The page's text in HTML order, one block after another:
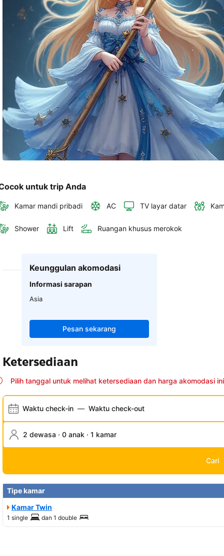
alamat
akan
disertakan
dalam
konfirmasi
pemesanan
akun
Anda.
untuk trip Anda
Kamar mandi pribadi AC TV layar datar
Shower Lift Ruangan khusus merokok
Keunggulan akomodasi
Informasi sarapan
Asia
Pesan sekarang
Ketersediaan
Pilih tanggal untuk melihat ketersediaan dan harga akomodasi ini
Waktu check-in — Waktu check-out
2 dewasa · 0 anak · 1 kamar
Cari
Tipe kamar
Kamar Twin
1 single dan 1 double